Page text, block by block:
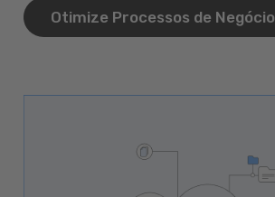
Otimize Processos de Negócio